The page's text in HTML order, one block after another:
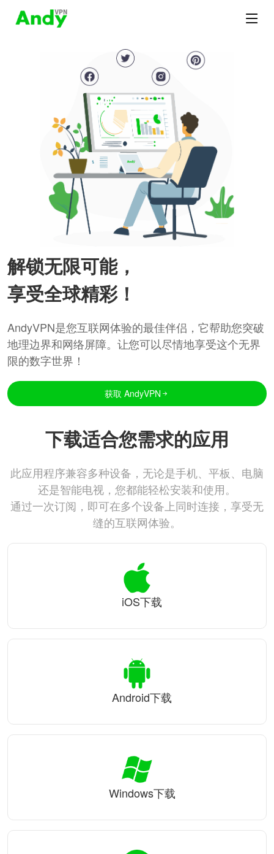
解锁无限可能，
享受全球精彩！
AndyVPN是您互联网体验的最佳伴侣，它帮助您突破
地理边界和网络屏障。让您可以尽情地享受这个无界
限的数字世界！
获取 AndyVPN
下载适合您需求的应用
此应用程序兼容多种设备，无论是手机、平板、电脑
还是智能电视，您都能轻松安装和使用。
通过一次订阅，即可在多个设备上同时连接，享受无
缝的互联网体验。
iOS下载
Android下载
Windows下载